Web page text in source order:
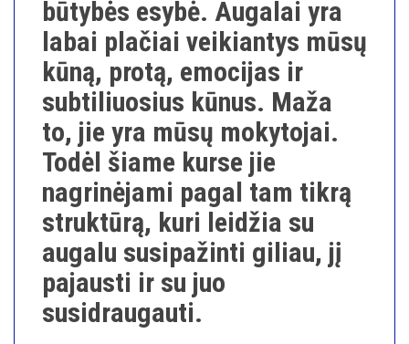
būtybės esybė. Augalai yra
labai plačiai veikiantys mūsų
kūną, protą, emocijas ir
subtiliuosius kūnus. Maža
to, jie yra mūsų mokytojai.
Todėl šiame kurse jie
nagrinėjami pagal tam tikrą
struktūrą, kuri leidžia su
augalu susipažinti giliau, jį
pajausti ir su juo
susidraugauti.